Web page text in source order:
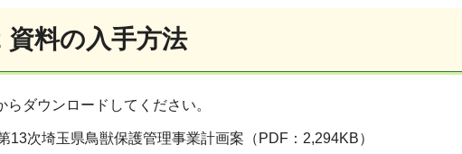
資料の入手方法
らダウンロードしてください。
13次埼玉県鳥獣保護管理事業計画案（PDF：2,294KB）